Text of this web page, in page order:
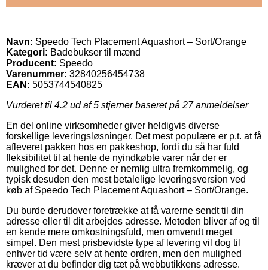
Navn: Speedo Tech Placement Aquashort – Sort/Orange
Kategori: Badebukser til mænd
Producent: Speedo
Varenummer: 32840256454738
EAN: 5053744540825
Vurderet til 4.2 ud af 5 stjerner baseret på 27anmeldelser
En del online virksomheder giver heldigvis diverse
forskellige leveringsløsninger. Det mest populære er p.t. at få
afleveret pakken hos en pakkeshop, fordi du så har fuld
fleksibilitet til at hente de nyindkøbte varer når der er
mulighed for det. Denne er nemlig ultra fremkommelig, og
typisk desuden den mest betalelige leveringsversion ved
køb af Speedo Tech Placement Aquashort – Sort/Orange.
Du burde derudover foretrække at få varerne sendt til din
adresse eller til dit arbejdes adresse. Metoden bliver af og til
en kende mere omkostningsfuld, men omvendt meget
simpel. Den mest prisbevidste type af levering vil dog til
enhver tid være selv at hente ordren, men den mulighed
kræver at du befinder dig tæt på webbutikkens adresse.